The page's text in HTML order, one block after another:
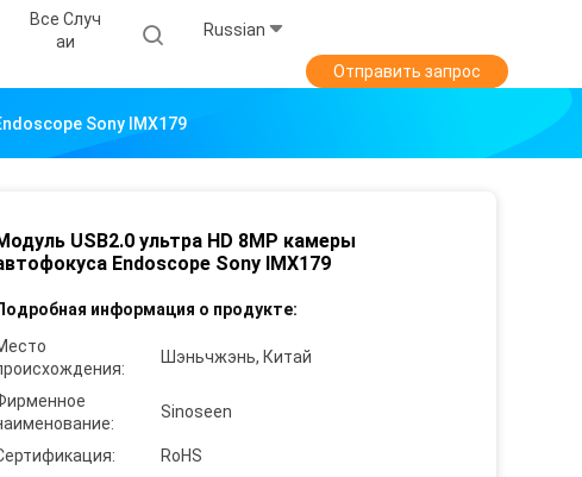
Все Случ
Аи
Russian
Отправить запрос
Sony IMX179
USB2.0 ультра HD 8MP камеры
Endoscope Sony IMX179
информация о продукте:
Шэньчжэнь, Китай
Sinoseen
RoHS